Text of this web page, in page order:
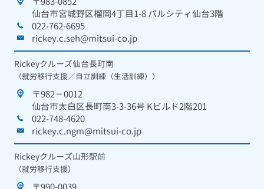
仙台市宮城野区榴岡4丁目1-8 パルシティ仙台3階
022-762-6695
rickey.c.seh@mitsui-co.jp
Rickeyクルーズ仙台長町南
（就労移行支援／自立訓練（生活訓練））
〒982－0012
仙台市太白区長町南3-3-36号 Kビルド2階201
022-748-4620
rickey.c.ngm@mitsui-co.jp
Rickeyクルーズ山形駅前
（就労移行支援）